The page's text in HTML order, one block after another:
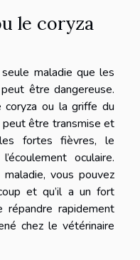
le coryza
seule maladie que les
être dangereuse.
ou la griffe du
peut être transmise et
fortes fièvres, le
oculaire.
vous pouvez
et qu’il a un fort
rapidement
chez le vétérinaire